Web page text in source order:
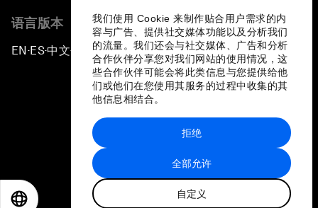
我们使用 Cookie 来制作贴合用户需求的内
容与广告、提供社交媒体功能以及分析我们
的流量。我们还会与社交媒体、广告和分析
合作伙伴分享您对我们网站的使用情况，这
些合作伙伴可能会将此类信息与您提供给他
们或他们在您使用其服务的过程中收集的其
他信息相结合。
全部允许
自定义
拒绝
语言版本
EN ▪ES▪中文▪ 日本語
站点地图
世界经济论坛